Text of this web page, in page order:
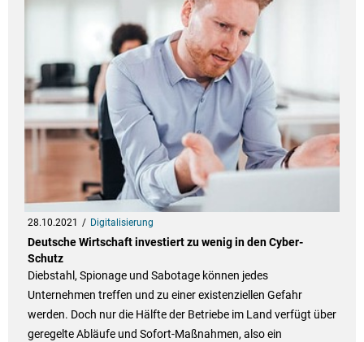
28.10.2021 Digitalisierung
Deutsche Wirtschaft investiert zu wenig in den Cyber-
Schutz
Diebstahl, Spionage und Sabotage können jedes
Unternehmen treffen und zu einer existenziellen Gefahr
werden. Doch nur die Hälfte der Betriebe im Land verfügt über
geregelte Abläufe und Sofort-Maßnahmen, also ein